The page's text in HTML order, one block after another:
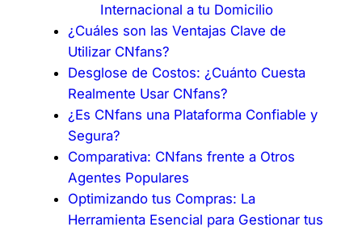
Internacional a tu Domicilio
¿Cuáles son las Ventajas Clave de
Utilizar CNfans?
Desglose de Costos: ¿Cuánto Cuesta
Realmente Usar CNfans?
¿Es CNfans una Plataforma Confiable y
Segura?
Comparativa: CNfans frente a Otros
Agentes Populares
Optimizando tus Compras: La
Herramienta Esencial para Gestionar tus